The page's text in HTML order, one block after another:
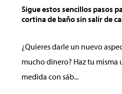
Sigue estos sencillos pasos
cortina de baño sin salir de
¿Quieres darle un nuevo
mucho dinero? Haz tu misma
medida con sáb...